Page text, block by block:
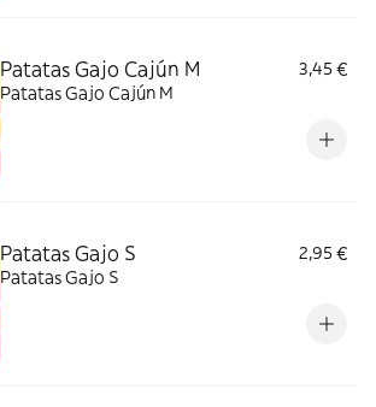
Patatas Gajo Cajún M
3,45 €
Patatas Gajo Cajún M
Patatas Gajo S
2,95 €
Patatas Gajo S